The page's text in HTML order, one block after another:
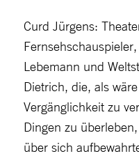
Curd Jürgens:
Lebemann und
Dietrich, die, als
Vergänglichkeit zu
Dingen zu
über sich